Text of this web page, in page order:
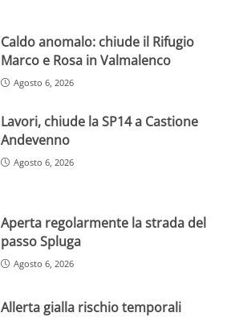
Caldo anomalo: chiude il Rifugio
Marco e Rosa in Valmalenco
Agosto 6, 2026
Lavori, chiude la SP14 a Castione
Andevenno
Agosto 6, 2026
Aperta regolarmente la strada del
passo Spluga
Agosto 6, 2026
Allerta gialla rischio temporali